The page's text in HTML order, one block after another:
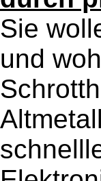
Sie
und